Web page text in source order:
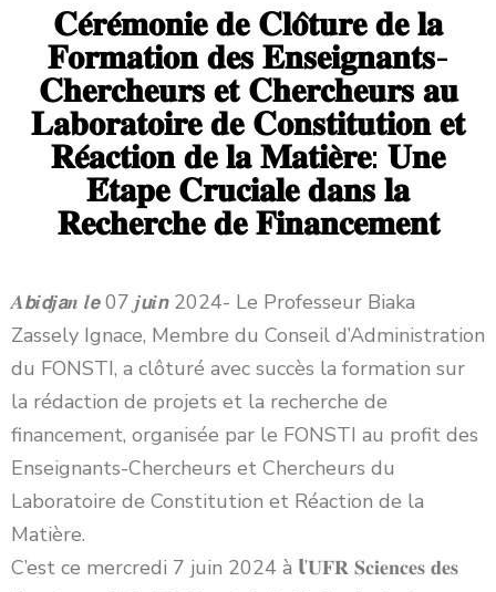
𝐂𝐞́𝐫𝐞́𝐦𝐨𝐧𝐢𝐞 𝐝𝐞 𝐂𝐥𝐨̂𝐭𝐮𝐫𝐞 𝐝𝐞 𝐥𝐚
𝐅𝐨𝐫𝐦𝐚𝐭𝐢𝐨𝐧 𝐝𝐞𝐬 𝐄𝐧𝐬𝐞𝐢𝐠𝐧𝐚𝐧𝐭𝐬-
𝐂𝐡𝐞𝐫𝐜𝐡𝐞𝐮𝐫𝐬 𝐞𝐭 𝐂𝐡𝐞𝐫𝐜𝐡𝐞𝐮𝐫𝐬 𝐚𝐮
𝐋𝐚𝐛𝐨𝐫𝐚𝐭𝐨𝐢𝐫𝐞 𝐝𝐞 𝐂𝐨𝐧𝐬𝐭𝐢𝐭𝐮𝐭𝐢𝐨𝐧 𝐞𝐭
𝐑𝐞́𝐚𝐜𝐭𝐢𝐨𝐧 𝐝𝐞 𝐥𝐚 𝐌𝐚𝐭𝐢𝐞̀𝐫𝐞: 𝐔𝐧𝐞
𝐄́𝐭𝐚𝐩𝐞 𝐂𝐫𝐮𝐜𝐢𝐚𝐥𝐞 𝐝𝐚𝐧𝐬 𝐥𝐚
𝐑𝐞𝐜𝐡𝐞𝐫𝐜𝐡𝐞 𝐝𝐞 𝐅𝐢𝐧𝐚𝐧𝐜𝐞𝐦𝐞𝐧𝐭
𝑨𝙗𝒊𝙙𝒋𝙖𝒏 𝒍𝙚 07 𝒋𝙪𝒊𝙣 2024- Le Professeur Biaka
Zassely Ignace, Membre du Conseil d’Administration
du FONSTI, a clôturé avec succès la formation sur
la rédaction de projets et la recherche de
financement, organisée par le FONSTI au profit des
Enseignants-Chercheurs et Chercheurs du
Laboratoire de Constitution et Réaction de la
Matière.
C’est ce mercredi 7 juin 2024 à 𝗹’𝐔𝐅𝐑 𝐒𝐜𝐢𝐞𝐧𝐜𝐞𝐬 𝐝𝐞𝐬